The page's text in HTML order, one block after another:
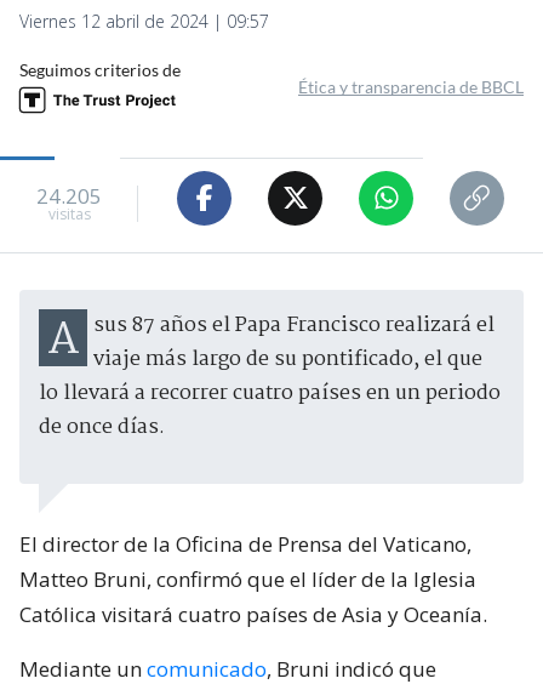
Viernes 12 abril de 2024 | 09:57
Seguimos criterios de
Ética y transparencia de BBCL
24.205
visitas
A sus 87 años el Papa Francisco realizará el viaje más largo de su pontificado, el que
lo llevará a recorrer cuatro países en un periodo
de once días.
El director de la Oficina de Prensa del Vaticano,
Matteo Bruni, confirmó que el líder de la Iglesia
Católica visitará cuatro países de Asia y Oceanía.
Mediante uncomunicado, Bruni indicó que